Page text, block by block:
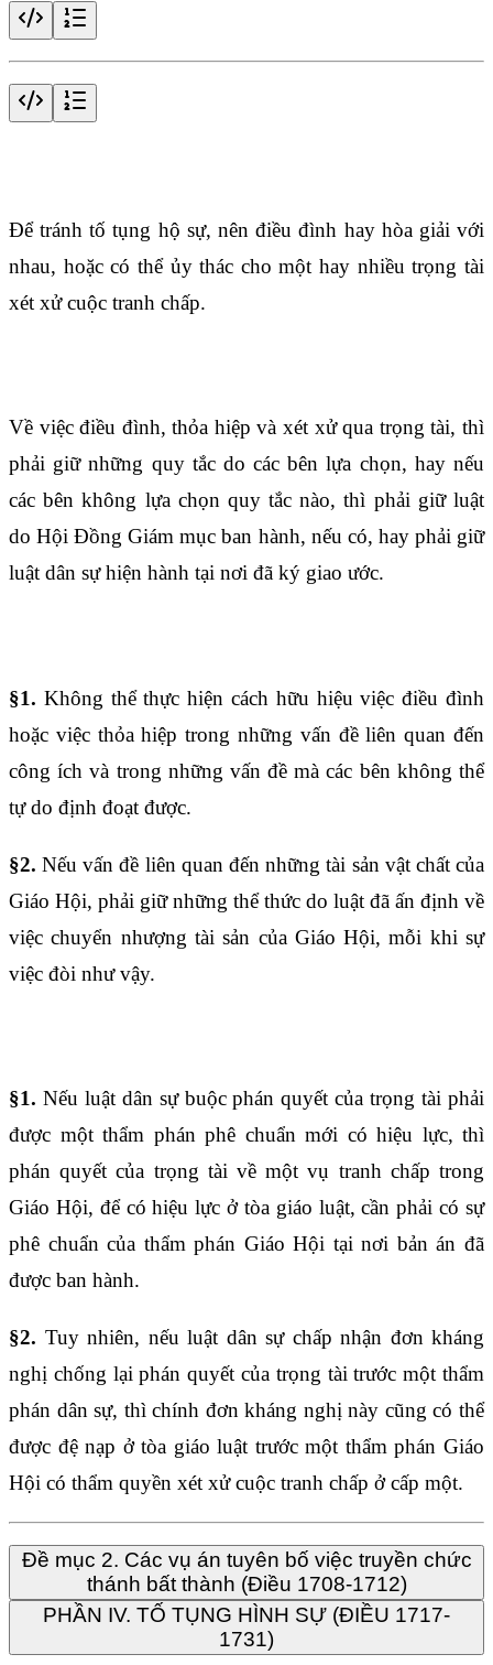
Để tránh tố tụng hộ sự, nên điều đình hay hòa giải với
nhau, hoặc có thể ủy thác cho một hay nhiều trọng tài
xét xử cuộc tranh chấp.
Về việc điều đình, thỏa hiệp và xét xử qua trọng tài, thì
phải giữ những quy tắc do các bên lựa chọn, hay nếu
các bên không lựa chọn quy tắc nào, thì phải giữ luật
do Hội Đồng Giám mục ban hành, nếu có, hay phải giữ
luật dân sự hiện hành tại nơi đã ký giao ước.
§1. Không thể thực hiện cách hữu hiệu việc điều đình
hoặc việc thỏa hiệp trong những vấn đề liên quan đến
công ích và trong những vấn đề mà các bên không thể
tự do định đoạt được.
§2. Nếu vấn đề liên quan đến những tài sản vật chất của
Giáo Hội, phải giữ những thể thức do luật đã ấn định về
việc chuyển nhượng tài sản của Giáo Hội, mỗi khi sự
việc đòi như vậy.
§1. Nếu luật dân sự buộc phán quyết của trọng tài phải
được một thẩm phán phê chuẩn mới có hiệu lực, thì
phán quyết của trọng tài về một vụ tranh chấp trong
Giáo Hội, để có hiệu lực ở tòa giáo luật, cần phải có sự
phê chuẩn của thẩm phán Giáo Hội tại nơi bản án đã
được ban hành.
§2. Tuy nhiên, nếu luật dân sự chấp nhận đơn kháng
nghị chống lại phán quyết của trọng tài trước một thẩm
phán dân sự, thì chính đơn kháng nghị này cũng có thể
được đệ nạp ở tòa giáo luật trước một thẩm phán Giáo
Hội có thẩm quyền xét xử cuộc tranh chấp ở cấp một.
Đề mục 2. Các vụ án tuyên bố việc truyền chức
thánh bất thành (Điều 1708-1712)
PHẦN IV. TỐ TỤNG HÌNH SỰ (ĐIỀU 1717-
1731)